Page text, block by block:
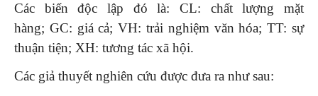
Các biến độc lập đó là: CL: chất lượng mặt
hàng; GC: giá cả; VH: trải nghiệm văn hóa; TT: sự
thuận tiện; XH: tương tác xã hội.
Các giả thuyết nghiên cứu được đưa ra như sau: